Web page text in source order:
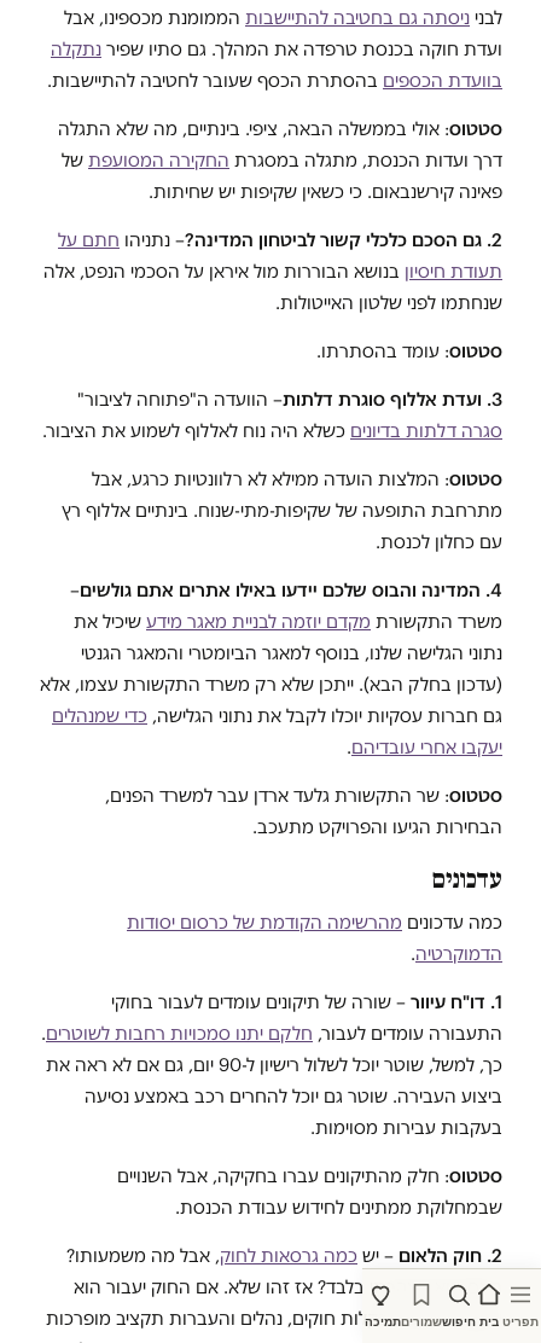
תפריט בית חיפוששמוריםתמיכה
לבני ניסתה גם בחטיבה להתיישבות הממומנת מכספינו, אבל
ועדת חוקה בכנסת טרפדה את המהלך. גם סתיו שפיר נתקלה
בוועדת הכספים בהסתרת הכסף שעובר לחטיבה להתיישבות.
סטטוס: אולי בממשלה הבאה, ציפי. בינתיים, מה שלא התגלה
דרך ועדות הכנסת, מתגלה במסגרת החקירה המסועפת של
פאינה קירשנבאום. כי כשאין שקיפות יש שחיתות.
2. גם הסכם כלכלי קשור לביטחון המדינה? – נתניהו חתם על
תעודת חיסיון בנושא הבוררות מול איראן על הסכמי הנפט, אלה
שנחתמו לפני שלטון האייטולות.
סטטוס: עומד בהסתרתו.
3. ועדת אללוף סוגרת דלתות
– הוועדה ה"פתוחה לציבור"
סגרה דלתות בדיונים כשלא היה נוח לאללוף לשמוע את הציבור.
סטטוס: המלצות הועדה ממילא לא רלוונטיות כרגע, אבל
מתרחבת התופעה של שקיפות-מתי-שנוח. בינתיים אללוף רץ
עם כחלון לכנסת.
4. המדינה והבוס שלכם יידעו באילו אתרים אתם גולשים
–
משרד התקשורת מקדם יוזמה לבניית מאגר מידע שיכיל את
נתוני הגלישה שלנו, בנוסף למאגר הביומטרי והמאגר הגנטי
(עדכון בחלק הבא). ייתכן שלא רק משרד התקשורת עצמו, אלא
גם חברות עסקיות יוכלו לקבל את נתוני הגלישה, כדי שמנהלים
יעקבו אחרי עובדיהם.
סטטוס: שר התקשורת גלעד ארדן עבר למשרד הפנים,
הבחירות הגיעו והפרויקט מתעכב.
עדכונים
כמה עדכונים מהרשימה הקודמת של כרסום יסודות
הדמוקרטיה.
1. דו"ח עיוור
– שורה של תיקונים עומדים לעבור בחוקי
התעבורה עומדים לעבור, חלקם יתנו סמכויות רחבות לשוטרים.
כך, למשל, שוטר יוכל לשלול רישיון ל-90 יום, גם אם לא ראה את
ביצוע העבירה. שוטר גם יוכל להחרים רכב באמצע נסיעה
בעקבות עבירות מסוימות.
סטטוס: חלק מהתיקונים עברו בחקיקה, אבל השנויים
שבמחלוקת ממתינים לחידוש עבודת הכנסת.
2. חוק הלאום – יש כמה גרסאות לחוק, אבל מה משמעותו?
האם הוא הצהרתי בלבד? אז זהו שלא. אם החוק יעבור הוא
יאפשר להעביר בקלות חוקים, נהלים והעברות תקציב מופרכות